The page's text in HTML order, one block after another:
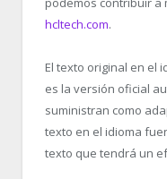
hcltech.com.
El texto original en el
es la versión oficial
suministran como
texto en el idioma
texto que tendrá un